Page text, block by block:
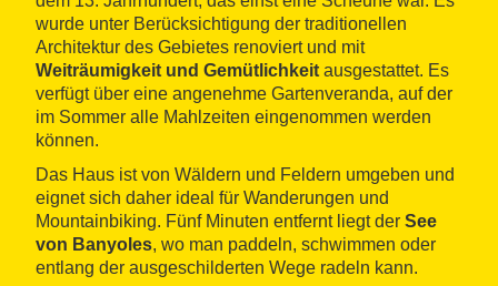
wurde unter Berücksichtigung der traditionellen
Architektur des Gebietes renoviert und mit
Weiträumigkeit und Gemütlichkeit ausgestattet. Es
verfügt über eine angenehme Gartenveranda, auf der
im Sommer alle Mahlzeiten eingenommen werden
können.
Das Haus ist von Wäldern und Feldern umgeben und
eignet sich daher ideal für Wanderungen und
Mountainbiking. Fünf Minuten entfernt liegt der See
von Banyoles, wo man paddeln, schwimmen oder
entlang der ausgeschilderten Wege radeln kann.